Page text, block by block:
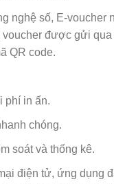
nghệ số, E-voucher
được gửi qua
QR code.
phí in ấn.
chóng.
soát và thống kê.
điện tử, ứng dụng